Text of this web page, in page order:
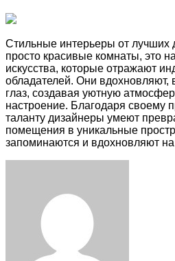
Стильные интерьеры от лучших
просто красивые комнаты, это
искусства, которые отражают
обладателей. Они
глаз, создавая уютную
настроение. Благодаря своему
таланту дизайнеры умеют
помещения в уникальные
запоминаются и вдохновляют